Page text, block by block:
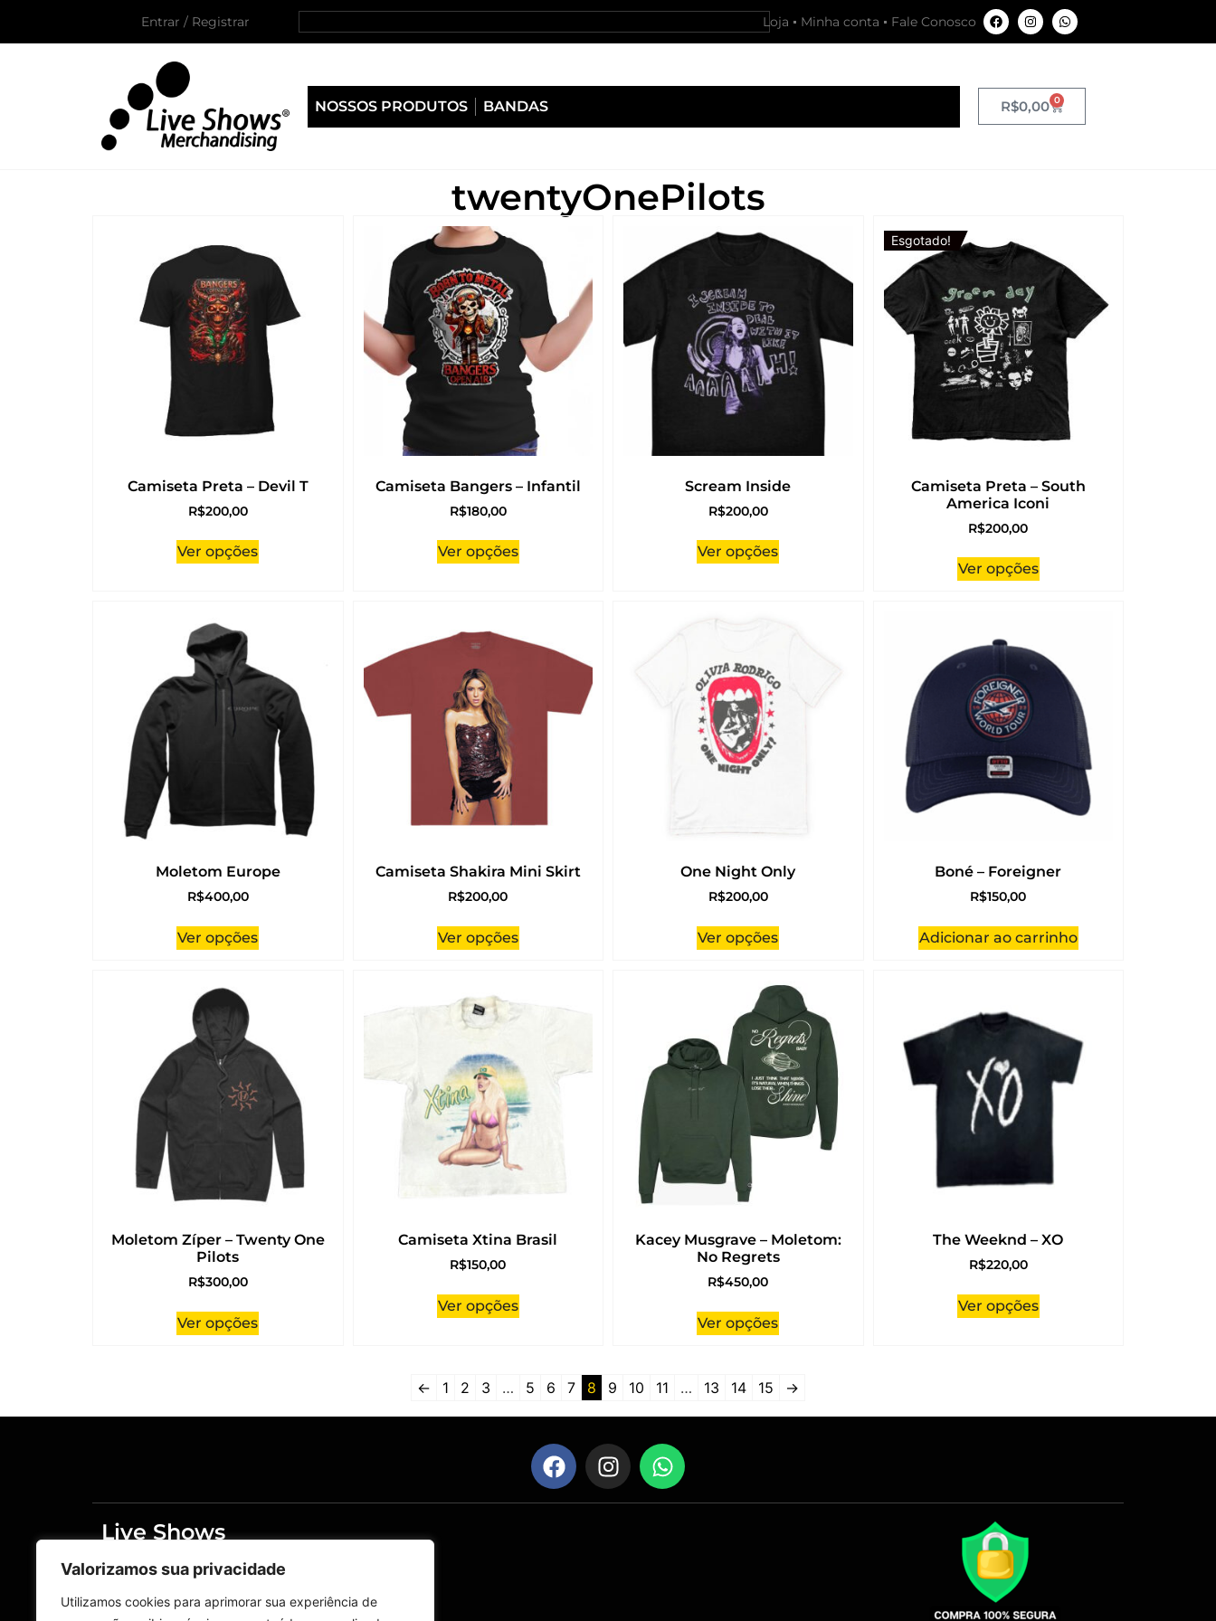
Valorizamos sua privacidade
Utilizamos cookies para aprimorar sua experiência de
Entrar / Registrar Loja Minha conta Fale Conosco
NOSSOS PRODUTOS BANDAS R$0,00 0
twentyOnePilots
Camiseta Preta – Devil T
R$200,00
Ver opções
Camiseta Bangers – Infantil
R$180,00
Ver opções
Scream Inside
R$200,00
Ver opções
Esgotado!
Camiseta Preta – South
America Iconi
R$200,00
Ver opções
Moletom Europe
R$400,00
Ver opções
Camiseta Shakira Mini Skirt
R$200,00
Ver opções
One Night Only
R$200,00
Ver opções
Boné – Foreigner
R$150,00
Adicionar ao carrinho
Moletom Zíper – Twenty One
Pilots
R$300,00
Ver opções
Camiseta Xtina Brasil
R$150,00
Ver opções
Kacey Musgrave – Moletom:
No Regrets
R$450,00
Ver opções
The Weeknd – XO
R$220,00
Ver opções
← 1 2 3 … 5 6 7 8 9 10 11 … 13 14 15 →
Live Shows
Home
Live Shows